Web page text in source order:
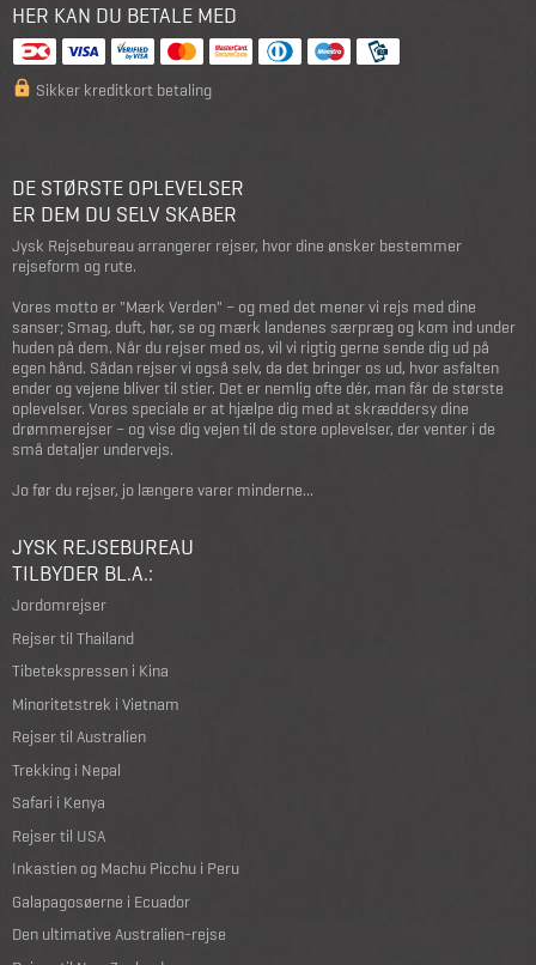
HER KAN DU BETALE MED
Sikker kreditkort betaling
DE STØRSTE OPLEVELSER
ER DEM DU SELV SKABER
Jysk Rejsebureau arrangerer rejser, hvor dine ønsker bestemmer
rejseform og rute.
Vores motto er "Mærk Verden" – og med det mener vi rejs med dine
sanser; Smag, duft, hør, se og mærk landenes særpræg og kom ind under
huden på dem. Når du rejser med os, vil vi rigtig gerne sende dig ud på
egen hånd. Sådan rejser vi også selv, da det bringer os ud, hvor asfalten
ender og vejene bliver til stier. Det er nemlig ofte dér, man får de største
oplevelser. Vores speciale er at hjælpe dig med at skræddersy dine
drømmerejser – og vise dig vejen til de store oplevelser, der venter i de
små detaljer undervejs.
Jo før du rejser, jo længere varer minderne...
JYSK REJSEBUREAU
TILBYDER BL.A.:
Jordomrejser
Rejser til Thailand
Tibetekspressen i Kina
Minoritetstrek i Vietnam
Rejser til Australien
Trekking i Nepal
Safari i Kenya
Rejser til USA
Inkastien og Machu Picchu i Peru
Galapagosøerne i Ecuador
Den ultimative Australien-rejse